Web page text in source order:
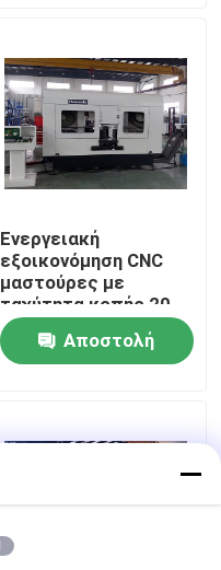
Ενεργειακή
εξοικονόμηση CNC
μαστούρες με
ταχύτητα κοπής 20-
100m/min
Αποστολή